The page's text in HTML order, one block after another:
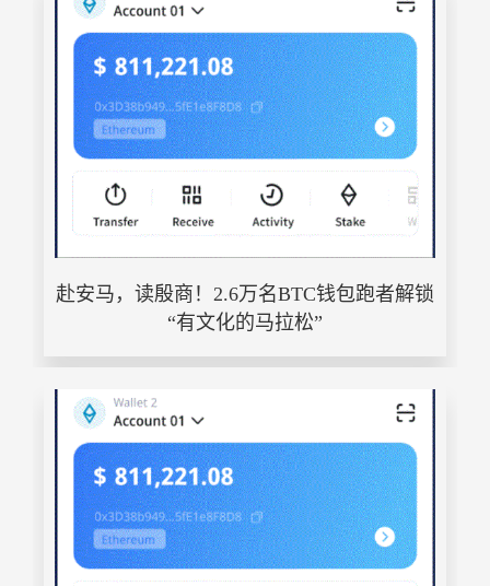
赴安马，读殷商！2.6万名BTC钱包跑者解锁
“有文化的马拉松”